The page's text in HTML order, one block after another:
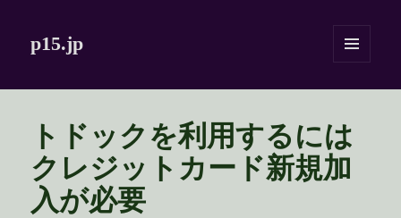
p15.jp
トドックを利用するには
クレジットカード新規加
入が必要